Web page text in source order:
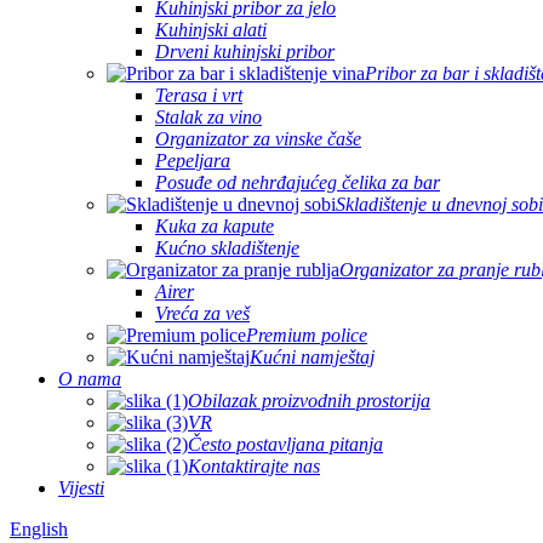
Kuhinjski pribor za jelo
Kuhinjski alati
Drveni kuhinjski pribor
Pribor za bar i
Terasa i vrt
Stalak za vino
Organizator za vinske čaše
Pepeljara
Posuđe od nehrđajućeg čelika za bar
Skladištenje u dnevnoj sobi
Kuka za kapute
Kućno skladištenje
Organizator za pranje
Airer
Vreća za veš
Premium police
Kućni namještaj
O nama
Obilazak proizvodnih prostorija
VR
Često postavljana pitanja
Kontaktirajte nas
Vijesti
English